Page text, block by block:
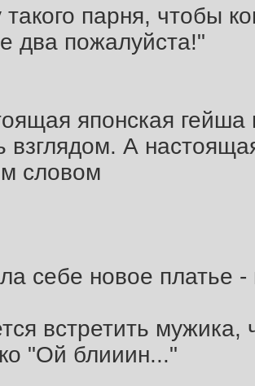
такого парня, чтобы
два пожалуйста!"
японская
взглядом. А
словом
себе новое платье
встретить
"Ой блииин..."